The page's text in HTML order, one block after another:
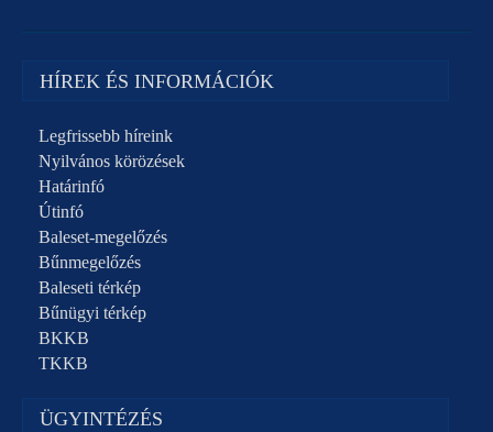
HÍREK ÉS INFORMÁCIÓK
Legfrissebb híreink
Nyilvános körözések
Határinfó
Útinfó
Baleset-megelőzés
Bűnmegelőzés
Baleseti térkép
Bűnügyi térkép
BKKB
TKKB
ÜGYINTÉZÉS